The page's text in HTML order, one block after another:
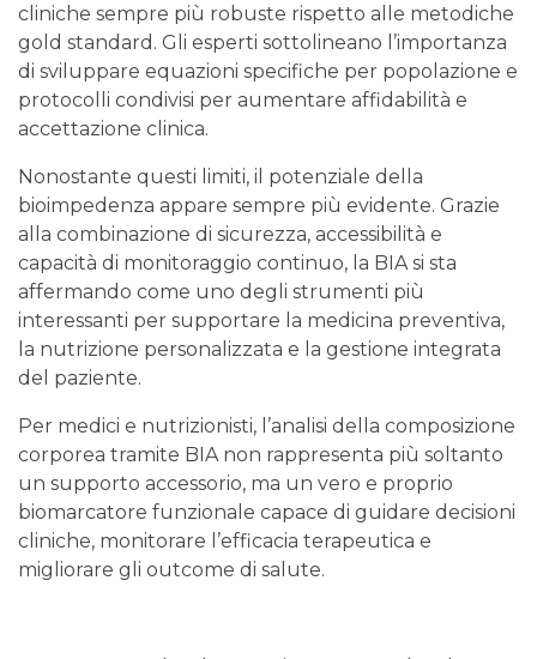
cliniche sempre più robuste rispetto alle metodiche
gold standard. Gli esperti sottolineano l’importanza
di sviluppare equazioni specifiche per popolazione e
protocolli condivisi per aumentare affidabilità e
accettazione clinica.
Nonostante questi limiti, il potenziale della
bioimpedenza appare sempre più evidente. Grazie
alla combinazione di sicurezza, accessibilità e
capacità di monitoraggio continuo, la BIA si sta
affermando come uno degli strumenti più
interessanti per supportare la medicina preventiva,
la nutrizione personalizzata e la gestione integrata
del paziente.
Per medici e nutrizionisti, l’analisi della composizione
corporea tramite BIA non rappresenta più soltanto
un supporto accessorio, ma un vero e proprio
biomarcatore funzionale capace di guidare decisioni
cliniche, monitorare l’efficacia terapeutica e
migliorare gli outcome di salute.